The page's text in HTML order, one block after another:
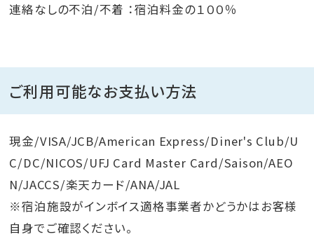
連絡なしの不泊/不着 ：宿泊料金の１００％
ご利用可能なお支払い方法
現金/VISA/JCB/American Express/Diner's Club/U
C/DC/NICOS/UFJ Card Master Card/Saison/AEO
N/JACCS/楽天カード/ANA/JAL
※宿泊施設がインボイス適格事業者かどうかはお客様
自身でご確認ください。